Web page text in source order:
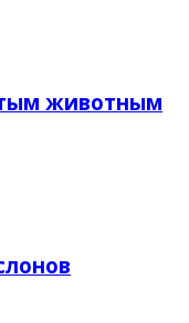
животным